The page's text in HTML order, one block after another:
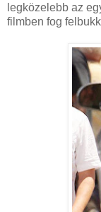
legközelebb az
filmben fog